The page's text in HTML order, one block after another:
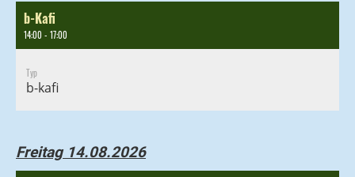
b-Kafi
14:00 - 17:00
Typ
b-kafi
Freitag 14.08.2026